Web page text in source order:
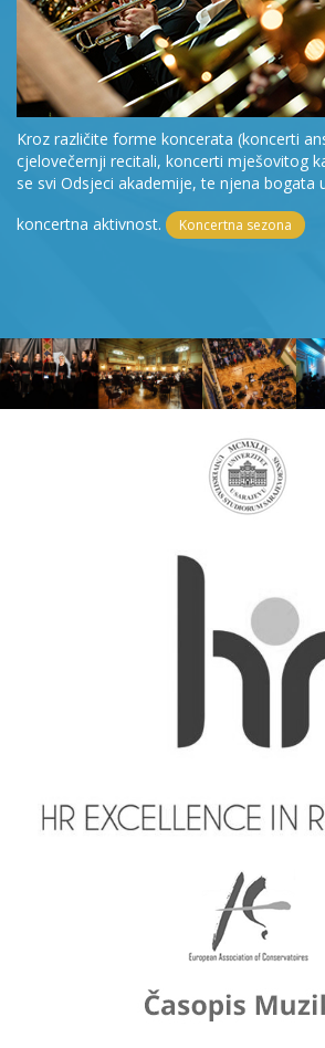
Kroz različite forme koncerata (koncerti
cjelovečernji recitali, koncerti mješovitog
se svi Odsjeci akademije, te njena bogata
koncertna aktivnost.
Koncertna sezona